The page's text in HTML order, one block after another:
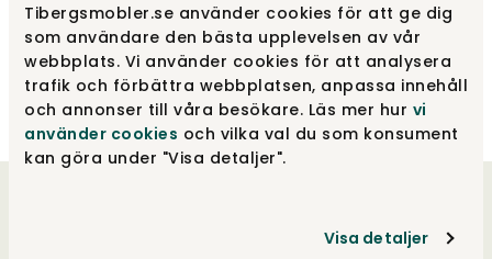
Tibergsmobler.se använder cookies för att ge dig
som användare den bästa upplevelsen av vår
webbplats. Vi använder cookies för att analysera
trafik och förbättra webbplatsen, anpassa innehåll
och annonser till våra besökare. Läs mer hur vi
använder cookies och vilka val du som konsument
kan göra under "Visa detaljer".
Visa detaljer
1 390 kr